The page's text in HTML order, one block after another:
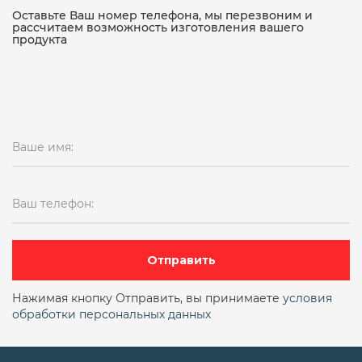
15кч18п чугунный
15кч18п чугунный муфтовый
15кч19п ду32 ру16
15нж11бк 15нж13бк 15нж13бк ду6
15нж22нж 15нж22п 15нж40п
Оставьте Ваш номер телефона, мы перезвоним и
рассчитаем возможность изготовления вашего
продукта
Ваше имя:
Ваш телефон:
Отправить
Нажимая кнопку Отправить, вы принимаете условия
обработки персональных данных